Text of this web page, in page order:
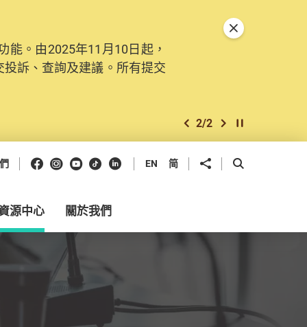
。由2025年11月10日起，
訴、查詢及建議。所有提交
上一個
2/2 下一個開始/暫停幻燈
關閉特別通告
Facebook
Instagram
Youtube
抖音領英 EN 简 分享到 開啟搜尋框
源中心 關於我們